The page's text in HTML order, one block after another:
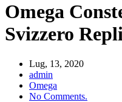
Omega
Svizzero
Lug, 13, 2020
admin
Omega
No Comments.